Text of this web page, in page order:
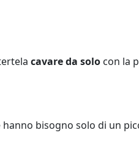
cavare da solo con la
bisogno solo di un